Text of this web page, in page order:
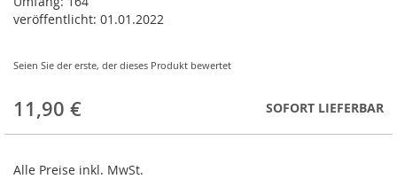
veröffentlicht: 01.01.2022
Seien Sie der erste, der dieses Produkt bewertet
11,90 € SOFORT LIEFERBAR
Alle Preise inkl. MwSt.